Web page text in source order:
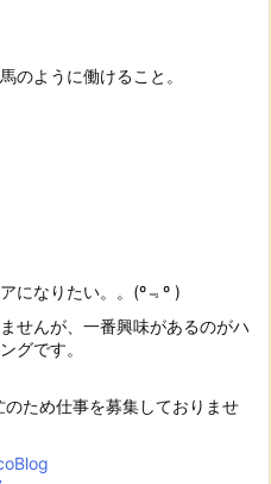
のように働けること。
になりたい。。(º﹃º )
せんが、一番興味があるのがハ
グです。
ため仕事を募集しておりませ